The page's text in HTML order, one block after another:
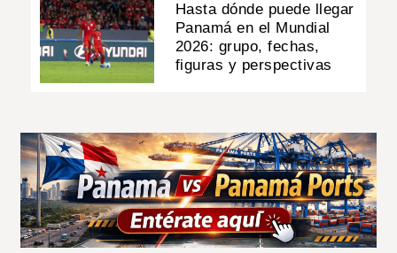
Hasta dónde puede llegar
Panamá en el Mundial
2026: grupo, fechas,
figuras y perspectivas